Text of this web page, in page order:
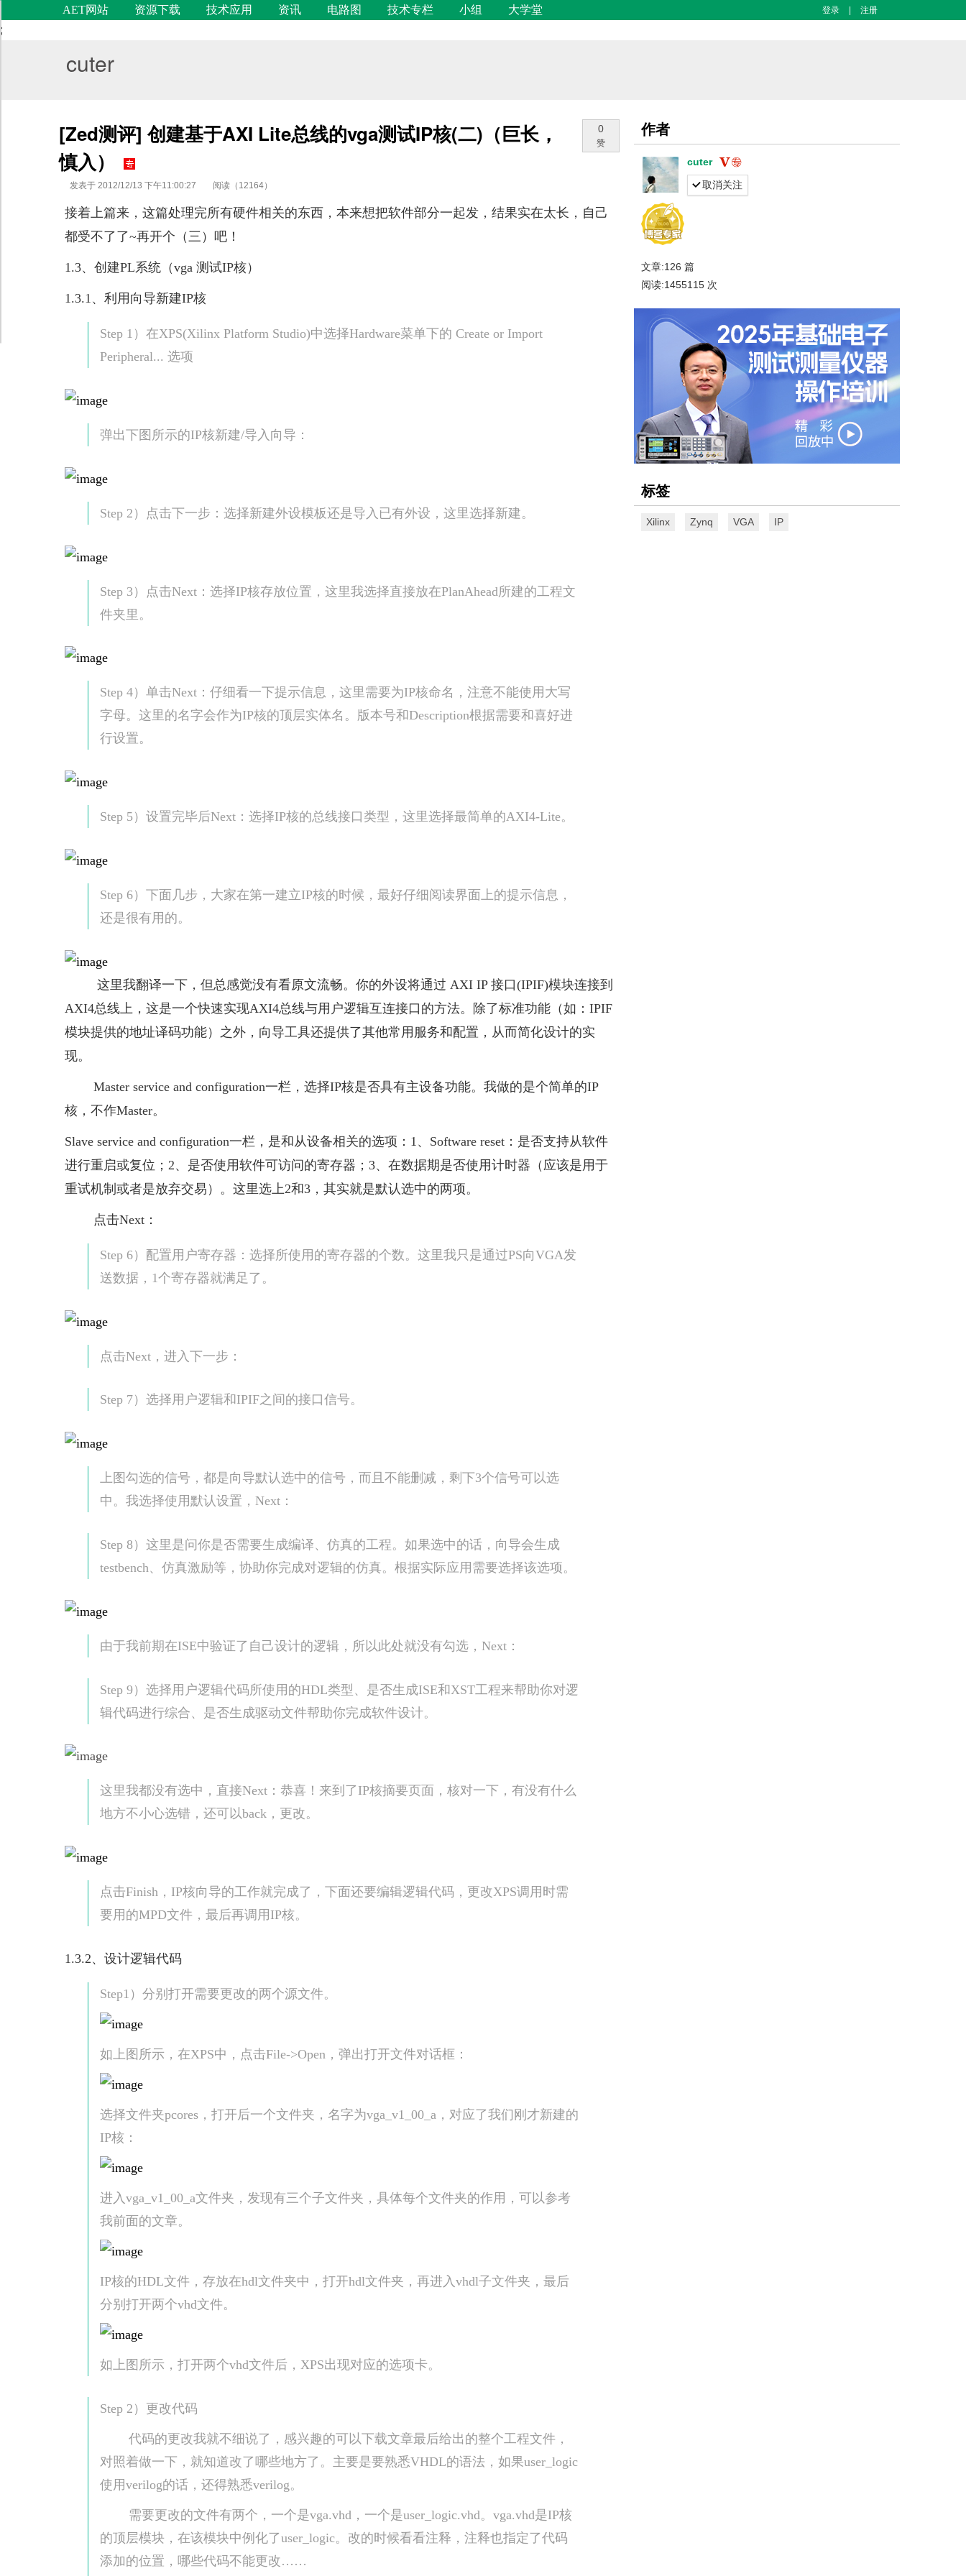
AET网站 资源下载 技术应用 资讯 电路图 技术专栏 小组 大学堂 登录 注册
;
cuter
[Zed测评] 创建基于AXI Lite总线的vga测试IP核(二)（巨长，
慎入）
0
赞
发表于 2012/12/13 下午11:00:27 阅读（12164）
接着上篇来，这篇处理完所有硬件相关的东西，本来想把软件部分一起发，结果实在太长，自己
都受不了了~再开个（三）吧！
1.3、创建PL系统（vga 测试IP核）
1.3.1、利用向导新建IP核
Step 1）在XPS(Xilinx Platform Studio)中选择Hardware菜单下的 Create or Import
Peripheral... 选项
弹出下图所示的IP核新建/导入向导：
Step 2）点击下一步：选择新建外设模板还是导入已有外设，这里选择新建。
Step 3）点击Next：选择IP核存放位置，这里我选择直接放在PlanAhead所建的工程文
件夹里。
Step 4）单击Next：仔细看一下提示信息，这里需要为IP核命名，注意不能使用大写
字母。这里的名字会作为IP核的顶层实体名。版本号和Description根据需要和喜好进
行设置。
Step 5）设置完毕后Next：选择IP核的总线接口类型，这里选择最简单的AXI4-Lite。
Step 6）下面几步，大家在第一建立IP核的时候，最好仔细阅读界面上的提示信息，
还是很有用的。
这里我翻译一下，但总感觉没有看原文流畅。你的外设将通过 AXI IP 接口(IPIF)模块连接到
AXI4总线上，这是一个快速实现AXI4总线与用户逻辑互连接口的方法。除了标准功能（如：IPIF
模块提供的地址译码功能）之外，向导工具还提供了其他常用服务和配置，从而简化设计的实
现。
Master service and configuration一栏，选择IP核是否具有主设备功能。我做的是个简单的IP
核，不作Master。
Slave service and configuration一栏，是和从设备相关的选项：1、Software reset：是否支持从软件
进行重启或复位；2、是否使用软件可访问的寄存器；3、在数据期是否使用计时器（应该是用于
重试机制或者是放弃交易）。这里选上2和3，其实就是默认选中的两项。
点击Next：
Step 6）配置用户寄存器：选择所使用的寄存器的个数。这里我只是通过PS向VGA发
送数据，1个寄存器就满足了。
点击Next，进入下一步：
Step 7）选择用户逻辑和IPIF之间的接口信号。
上图勾选的信号，都是向导默认选中的信号，而且不能删减，剩下3个信号可以选
中。我选择使用默认设置，Next：
Step 8）这里是问你是否需要生成编译、仿真的工程。如果选中的话，向导会生成
testbench、仿真激励等，协助你完成对逻辑的仿真。根据实际应用需要选择该选项。
由于我前期在ISE中验证了自己设计的逻辑，所以此处就没有勾选，Next：
Step 9）选择用户逻辑代码所使用的HDL类型、是否生成ISE和XST工程来帮助你对逻
辑代码进行综合、是否生成驱动文件帮助你完成软件设计。
这里我都没有选中，直接Next：恭喜！来到了IP核摘要页面，核对一下，有没有什么
地方不小心选错，还可以back，更改。
点击Finish，IP核向导的工作就完成了，下面还要编辑逻辑代码，更改XPS调用时需
要用的MPD文件，最后再调用IP核。
1.3.2、设计逻辑代码
Step1）分别打开需要更改的两个源文件。
如上图所示，在XPS中，点击File->Open，弹出打开文件对话框：
选择文件夹pcores，打开后一个文件夹，名字为vga_v1_00_a，对应了我们刚才新建的
IP核：
进入vga_v1_00_a文件夹，发现有三个子文件夹，具体每个文件夹的作用，可以参考
我前面的文章。
IP核的HDL文件，存放在hdl文件夹中，打开hdl文件夹，再进入vhdl子文件夹，最后
分别打开两个vhd文件。
如上图所示，打开两个vhd文件后，XPS出现对应的选项卡。
Step 2）更改代码
代码的更改我就不细说了，感兴趣的可以下载文章最后给出的整个工程文件，
对照着做一下，就知道改了哪些地方了。主要是要熟悉VHDL的语法，如果user_logic
使用verilog的话，还得熟悉verilog。
需要更改的文件有两个，一个是vga.vhd，一个是user_logic.vhd。vga.vhd是IP核
的顶层模块，在该模块中例化了user_logic。改的时候看看注释，注释也指定了代码
添加的位置，哪些代码不能更改……
作者
cuter
取消关注
文章:126 篇
阅读:1455115 次
标签
Xilinx Zynq VGA IP